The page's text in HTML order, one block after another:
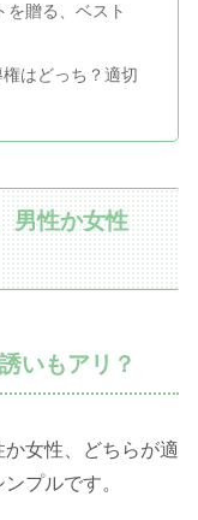
を贈る、ベスト
はどっち？適切
男性か女性
いもアリ？
か女性、どちらが適
プルです。